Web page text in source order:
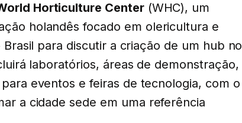
Horticulture Center(WHC), um
holandês focado em olericultura e
para discutir a criação de um hub no
laboratórios, áreas de demonstração,
eventos e feiras de tecnologia, com o
a cidade sede em uma referência